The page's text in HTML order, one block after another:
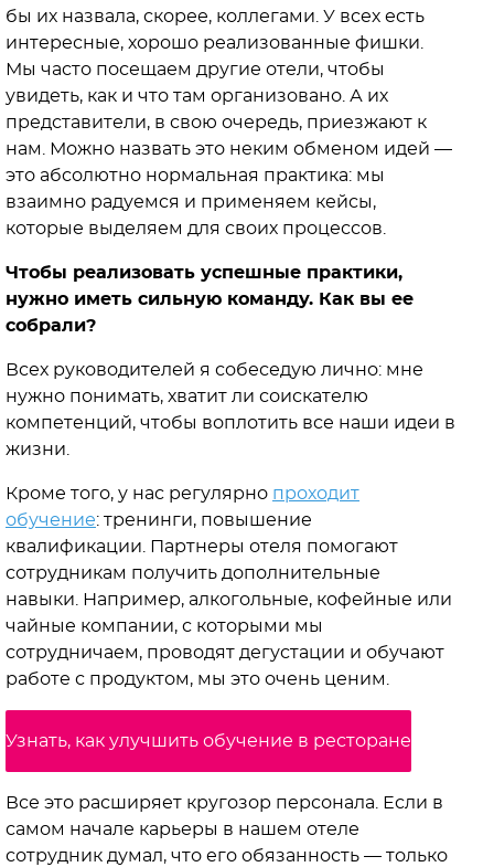
бы их назвала, скорее, коллегами. У всех есть
интересные, хорошо реализованные фишки.
Мы часто посещаем другие отели, чтобы
увидеть, как и что там организовано. А их
представители, в свою очередь, приезжают к
нам. Можно назвать это неким обменом идей —
это абсолютно нормальная практика: мы
взаимно радуемся и применяем кейсы,
которые выделяем для своих процессов.
Чтобы реализовать успешные практики,
нужно иметь сильную команду. Как вы ее
собрали?
Всех руководителей я собеседую лично: мне
нужно понимать, хватит ли соискателю
компетенций, чтобы воплотить все наши идеи в
жизни.
Кроме того, у нас регулярно проходит
обучение: тренинги, повышение
квалификации. Партнеры отеля помогают
сотрудникам получить дополнительные
навыки. Например, алкогольные, кофейные или
чайные компании, с которыми мы
сотрудничаем, проводят дегустации и обучают
работе с продуктом, мы это очень ценим.
Узнать, как улучшить обучение в ресторане
Все это расширяет кругозор персонала. Если в
самом начале карьеры в нашем отеле
сотрудник думал, что его обязанность — только